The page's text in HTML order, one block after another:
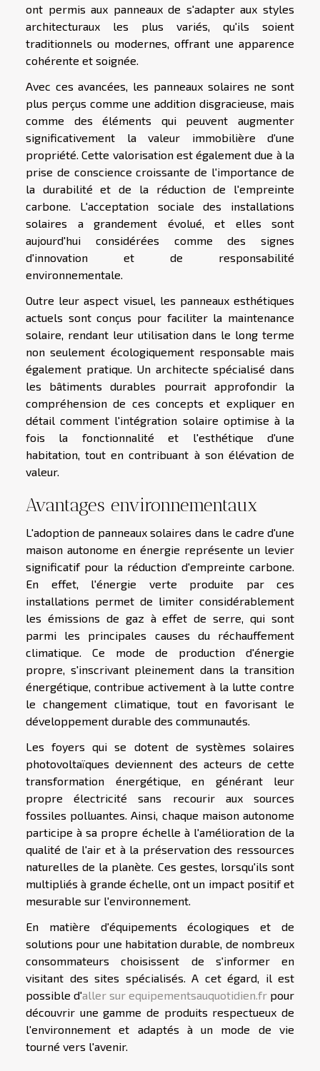
ont permis aux panneaux de s'adapter aux styles
architecturaux les plus variés, qu'ils soient
traditionnels ou modernes, offrant une apparence
cohérente et soignée.
Avec ces avancées, les panneaux solaires ne sont
plus perçus comme une addition disgracieuse, mais
comme des éléments qui peuvent augmenter
significativement la valeur immobilière d'une
propriété. Cette valorisation est également due à la
prise de conscience croissante de l'importance de
la durabilité et de la réduction de l'empreinte
carbone. L'acceptation sociale des installations
solaires a grandement évolué, et elles sont
aujourd'hui considérées comme des signes
d'innovation et de responsabilité
environnementale.
Outre leur aspect visuel, les panneaux esthétiques
actuels sont conçus pour faciliter la maintenance
solaire, rendant leur utilisation dans le long terme
non seulement écologiquement responsable mais
également pratique. Un architecte spécialisé dans
les bâtiments durables pourrait approfondir la
compréhension de ces concepts et expliquer en
détail comment l'intégration solaire optimise à la
fois la fonctionnalité et l'esthétique d'une
habitation, tout en contribuant à son élévation de
valeur.
Avantages environnementaux
L'adoption de panneaux solaires dans le cadre d'une
maison autonome en énergie représente un levier
significatif pour la réduction d'empreinte carbone.
En effet, l'énergie verte produite par ces
installations permet de limiter considérablement
les émissions de gaz à effet de serre, qui sont
parmi les principales causes du réchauffement
climatique. Ce mode de production d'énergie
propre, s'inscrivant pleinement dans la transition
énergétique, contribue activement à la lutte contre
le changement climatique, tout en favorisant le
développement durable des communautés.
Les foyers qui se dotent de systèmes solaires
photovoltaïques deviennent des acteurs de cette
transformation énergétique, en générant leur
propre électricité sans recourir aux sources
fossiles polluantes. Ainsi, chaque maison autonome
participe à sa propre échelle à l'amélioration de la
qualité de l'air et à la préservation des ressources
naturelles de la planète. Ces gestes, lorsqu'ils sont
multipliés à grande échelle, ont un impact positif et
mesurable sur l'environnement.
En matière d'équipements écologiques et de
solutions pour une habitation durable, de nombreux
consommateurs choisissent de s'informer en
visitant des sites spécialisés. A cet égard, il est
possible d'aller sur equipementsauquotidien.fr pour
découvrir une gamme de produits respectueux de
l'environnement et adaptés à un mode de vie
tourné vers l'avenir.